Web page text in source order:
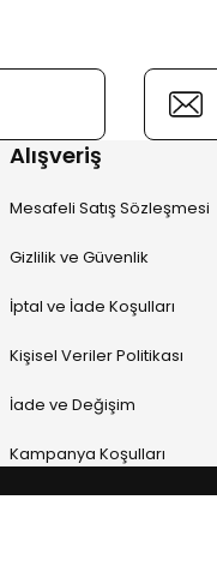
Alışveriş
Mesafeli Satış Sözleşmesi
Gizlilik ve Güvenlik
İptal ve İade Koşulları
Kişisel Veriler Politikası
İade ve Değişim
Kampanya Koşulları